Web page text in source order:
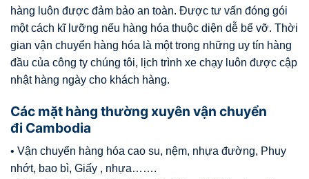
hàng luôn được đảm bảo an toàn. Được tư vấn đóng gói
một cách kĩ lưỡng nếu hàng hóa thuộc diện dễ bể vỡ. Thời
gian vận chuyển hàng hóa là một trong những uy tín hàng
đầu của công ty chúng tôi, lịch trình xe chạy luôn được cập
nhật hàng ngày cho khách hàng.
Các mặt hàng thường xuyên vận chuyển
đi Cambodia
• Vận chuyển hàng hóa cao su, nệm, nhựa đường, Phuy
nhớt, bao bì, Giấy , nhựa…….